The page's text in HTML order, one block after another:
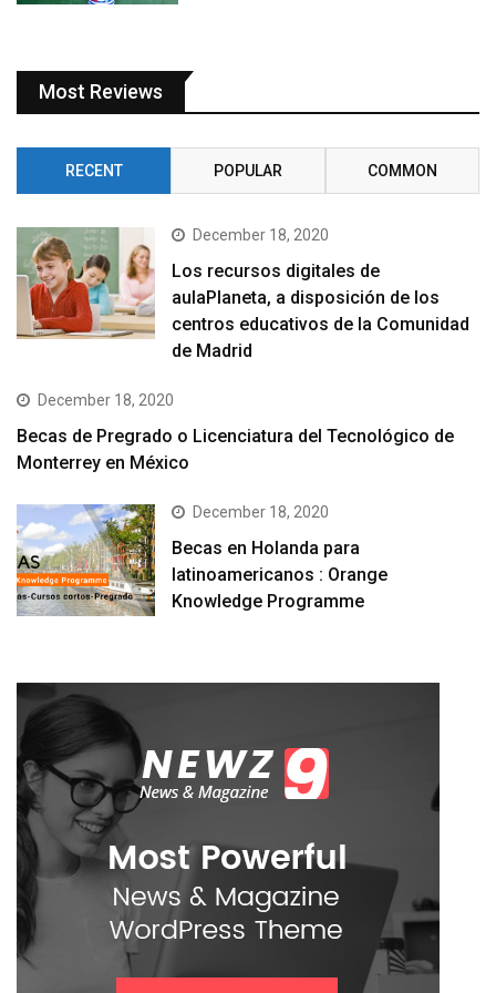
Most Reviews
RECENT POPULAR COMMON
December 18, 2020
Los recursos digitales de
aulaPlaneta, a disposición de los
centros educativos de la Comunidad
de Madrid
December 18, 2020
Becas de Pregrado o Licenciatura del Tecnológico de
Monterrey en México
December 18, 2020
Becas en Holanda para
latinoamericanos : Orange
Knowledge Programme